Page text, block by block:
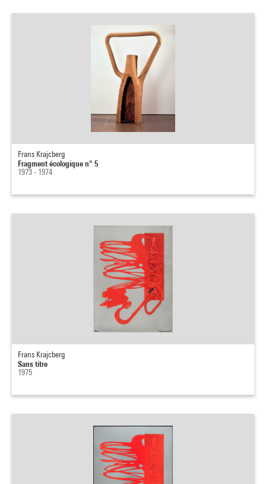
Frans Krajcberg
Fragment écologique n° 5
1973 - 1974
Frans Krajcberg
Sans titre
1975